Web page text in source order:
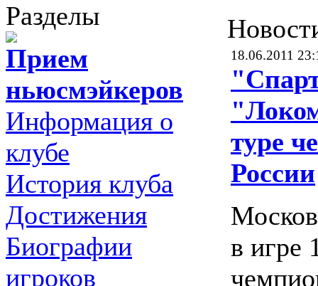
Разделы
Прием
ньюсмэйкеров
Информация о
клубе
История клуба
Достижения
Биографии
игроков
18.06.2011
туре
России
в игре